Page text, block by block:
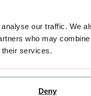
our traffic. We
who may
their services.
Deny